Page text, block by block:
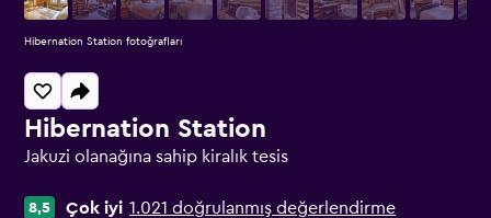
Hibernation Station
Jakuzi olanağına sahip kiralık tesis
8,5 Çok iyi 1.021 doğrulanmış değerlendirme
Hibernation Station fotoğrafları